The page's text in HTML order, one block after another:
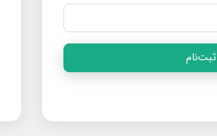
ثبت‌نام